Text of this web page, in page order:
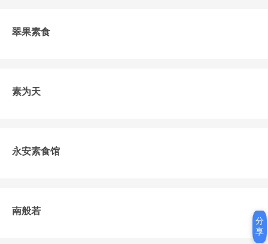
翠果素食
素为天
永安素食馆
南般若
分
享